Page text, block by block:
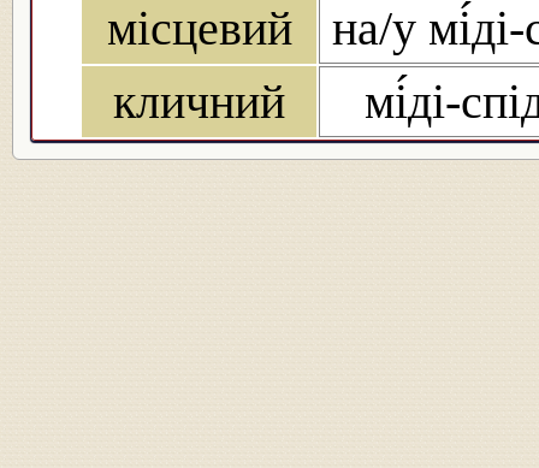
місцевий
на/у мі́ді-
кличний
мі́ді-